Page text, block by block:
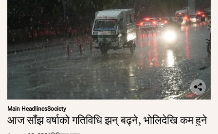
Main HeadlinesSociety
आज साँझ वर्षाको गतिविधि झन् बढ्ने, भोलिदेखि कम हुने